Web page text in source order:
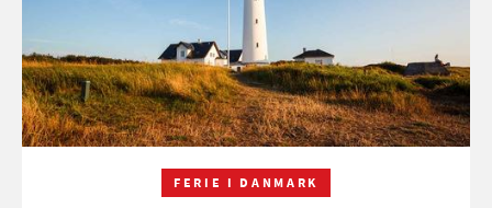
FERIE I DANMARK